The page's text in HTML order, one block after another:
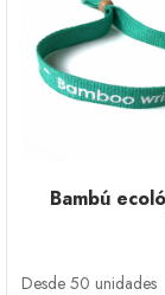
la solución
controlar
Desde fibras
Bambú
Desde 50 unidades